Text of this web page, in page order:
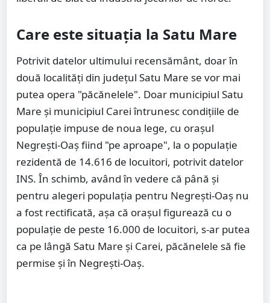
Care este situația la Satu Mare
Potrivit datelor ultimului recensământ, doar în
două localități din județul Satu Mare se vor mai
putea opera "păcănelele". Doar municipiul Satu
Mare și municipiul Carei întrunesc condițiile de
populație impuse de noua lege, cu orașul
Negrești-Oaș fiind "pe aproape", la o populație
rezidentă de 14.616 de locuitori, potrivit datelor
INS. În schimb, având în vedere că până și
pentru alegeri populația pentru Negrești-Oaș nu
a fost rectificată, așa că orașul figurează cu o
populație de peste 16.000 de locuitori, s-ar putea
ca pe lângă Satu Mare și Carei, păcănelele să fie
permise și în Negrești-Oaș.